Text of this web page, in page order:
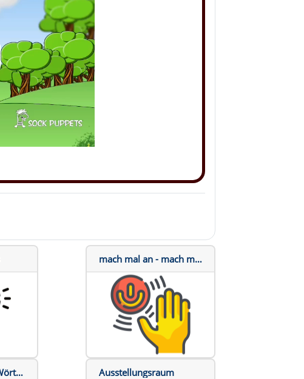
mach mal an - mach mal aus
Party mit kleinen Wörtern Ausstellungsraum